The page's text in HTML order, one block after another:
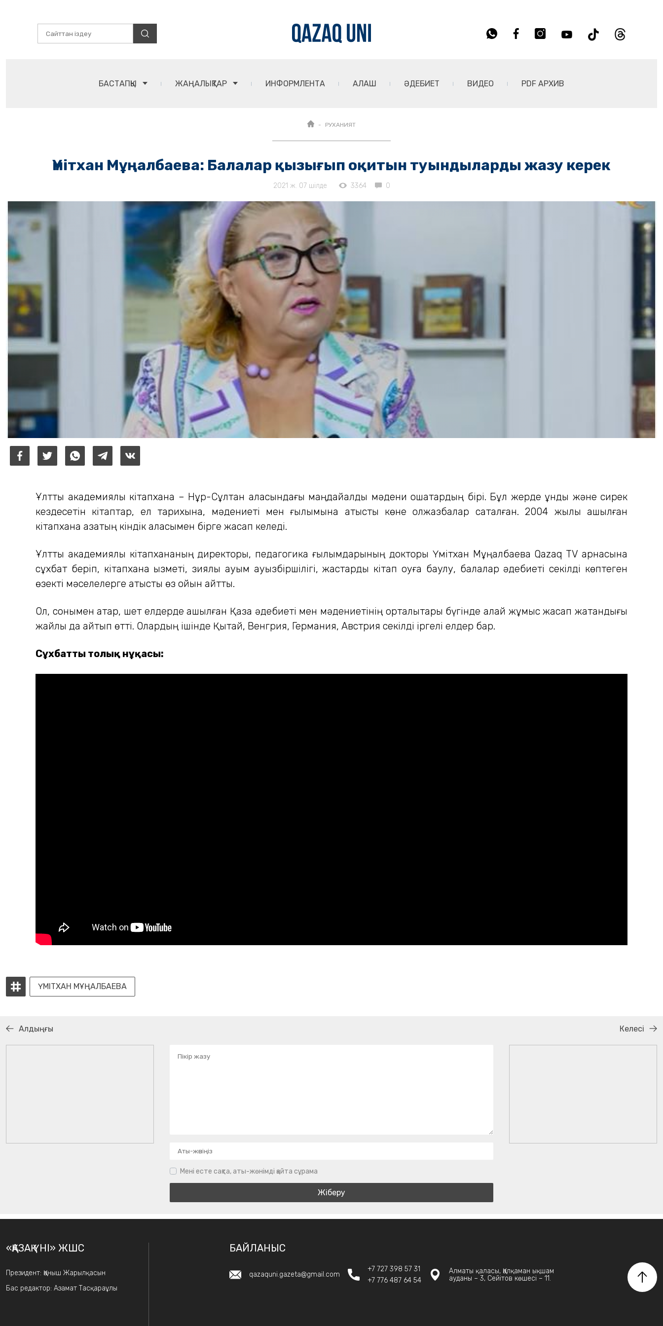
БАСТАПҚЫ ЖАҢАЛЫҚТАР ИНФОРМЛЕНТА АЛАШ ӘДЕБИЕТ ВИДЕО PDF АРХИВ
РУХАНИЯТ
Үмітхан Мұңалбаева: Балалар қызығып оқитын туындыларды жазу керек
2021 ж. 07 шілде 3364 0
Ұлттық академиялық кітапхана – Нұр-Сұлтан қаласындағы маңдайалды мәдени ошақтардың бірі. Бұл жерде құнды және сирек
кездесетін кітаптар, ел тарихына, мәдениеті мен ғылымына қатысты көне қолжазбалар сақталған. 2004 жылы ашылған
кітапхана қазақтың кіндік қаласымен бірге жасап келеді.
Ұлттық академиялық кітапхананың директоры, педагогика ғылымдарының докторы Үмітхан Мұңалбаева Qazaq TV арнасына
сұхбат беріп, кітапхана қызметі, зиялы қауым ауызбіршілігі, жастарды кітап оқуға баулу, балалар әдебиеті секілді көптеген
өзекті мәселелерге қатысты өз ойын айтты.
Ол, сонымен қатар, шет елдерде ашылған Қазақ әдебиеті мен мәдениетінің орталықтары бүгінде қалай жұмыс жасап жатқандығы
жайлы да айтып өтті. Олардың ішінде Қытай, Венгрия, Германия, Австрия секілді іргелі елдер бар.
Сұхбаттың толық нұқасы:
ҮМІТХАН МҰҢАЛБАЕВА
Алдыңғы Келесі
Мені есте сақта, аты-жөнімді қайта сұрама
«ҚАЗАҚ ҮНІ» ЖШС
Президент: Қаныш Жарылқасын
Бас редактор: Азамат Тасқараұлы
БАЙЛАНЫС
qazaquni.gazeta@gmail.com
+7 727 398 57 31
+7 776 487 64 54
Алматы қаласы, Қалқаман ықшам
ауданы – 3, Сейітов көшесі – 11.